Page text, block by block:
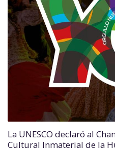
La UNESCO declaró al
Cultural Inmaterial de la